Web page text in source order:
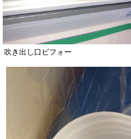
吹き出し口ビフォー